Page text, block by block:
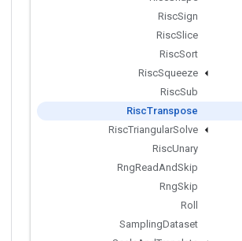
RiscSign
RiscSlice
RiscSort
RiscSqueeze
RiscSub
RiscTranspose
RiscTriangularSolve
RiscUnary
RngReadAndSkip
RngSkip
Roll
SamplingDataset